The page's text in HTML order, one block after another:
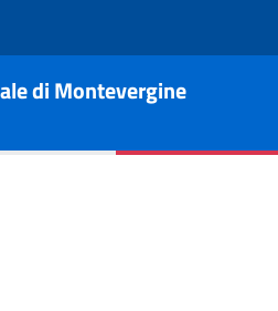
di Montevergine